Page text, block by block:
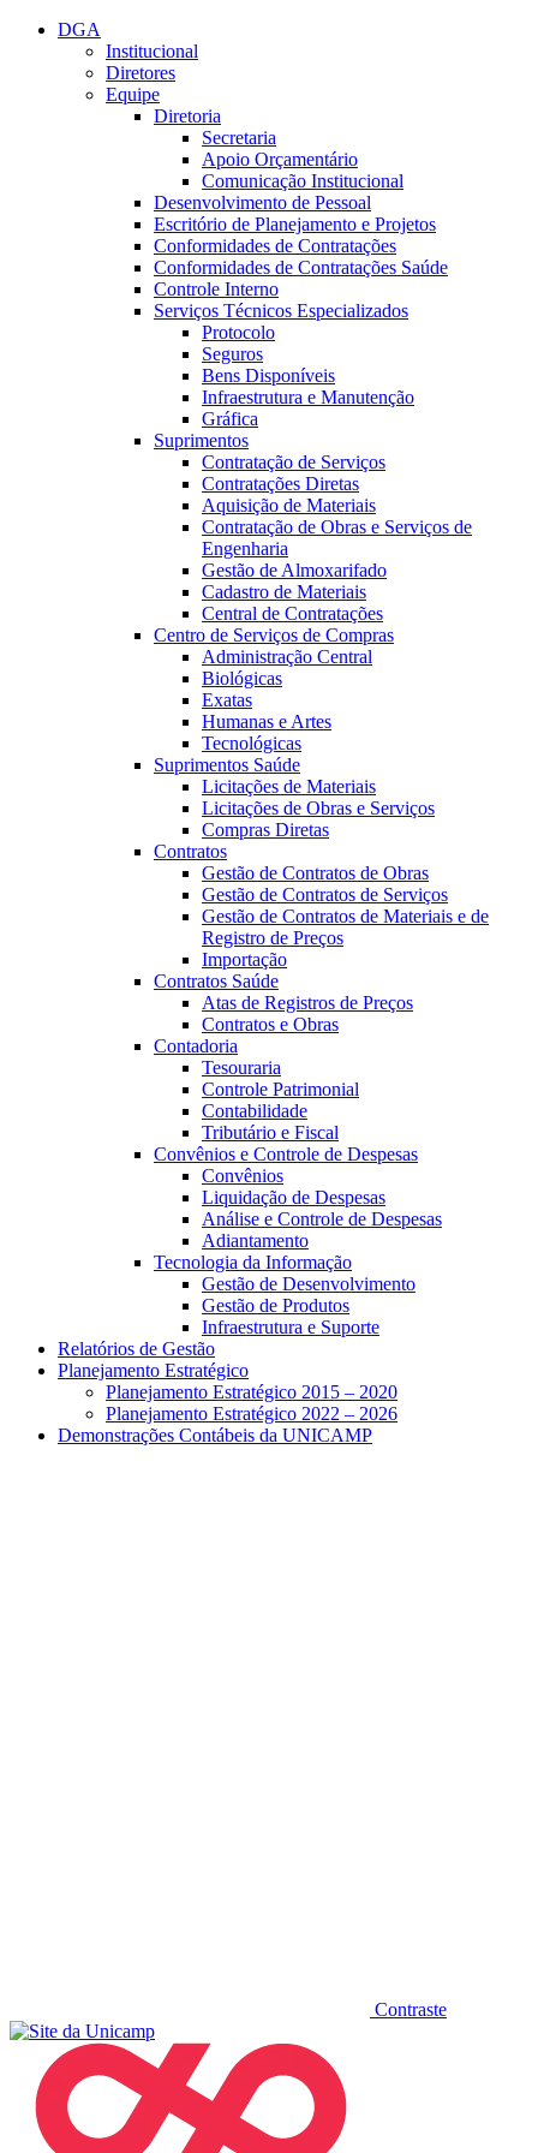
Conteúdo principal
DGA
Institucional
Diretores
Equipe
Diretoria
Secretaria
Apoio Orçamentário
Comunicação Institucional
Desenvolvimento de Pessoal
Escritório de Planejamento e Projetos
Conformidades de Contratações
Conformidades de Contratações Saúde
Controle Interno
Serviços Técnicos Especializados
Protocolo
Seguros
Bens Disponíveis
Infraestrutura e Manutenção
Gráfica
Suprimentos
Contratação de Serviços
Contratações Diretas
Aquisição de Materiais
Contratação de Obras e Serviços de
Engenharia
Gestão de Almoxarifado
Cadastro de Materiais
Central de Contratações
Centro de Serviços de Compras
Administração Central
Biológicas
Exatas
Humanas e Artes
Tecnológicas
Suprimentos Saúde
Licitações de Materiais
Licitações de Obras e Serviços
Compras Diretas
Contratos
Gestão de Contratos de Obras
Gestão de Contratos de Serviços
Gestão de Contratos de Materiais e de
Registro de Preços
Importação
Contratos Saúde
Atas de Registros de Preços
Contratos e Obras
Contadoria
Tesouraria
Controle Patrimonial
Contabilidade
Tributário e Fiscal
Convênios e Controle de Despesas
Convênios
Liquidação de Despesas
Análise e Controle de Despesas
Adiantamento
Tecnologia da Informação
Gestão de Desenvolvimento
Gestão de Produtos
Infraestrutura e Suporte
Relatórios de Gestão
Planejamento Estratégico
Planejamento Estratégico 2015 – 2020
Planejamento Estratégico 2022 – 2026
Demonstrações Contábeis da UNICAMP
Contraste